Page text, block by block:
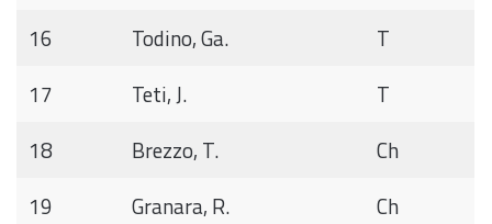
16
Todino, Ga.
T
17
Teti, J.
T
18
Brezzo, T.
Ch
19
Granara, R.
Ch